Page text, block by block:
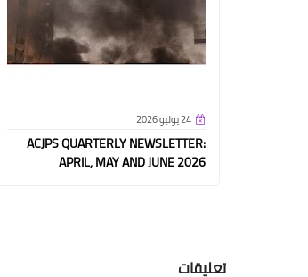
24 يوليو 2026
ACJPS QUARTERLY NEWSLETTER:
APRIL, MAY AND JUNE 2026
تعليقات